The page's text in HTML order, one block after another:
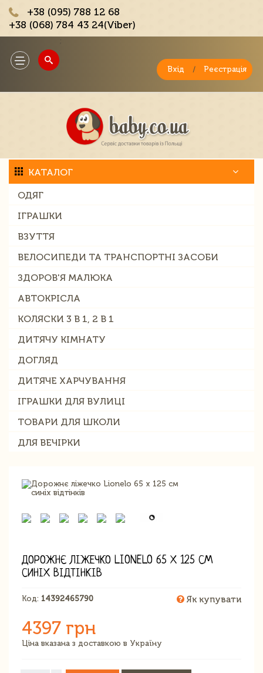
+38 (095) 788 12 68
+38 (068) 784 43 24(Viber)
Toggle
navigation
Вхід / Реєстрація
КАТАЛОГ
ОДЯГ
ІГРАШКИ
ВЗУТТЯ
ВЕЛОСИПЕДИ ТА ТРАНСПОРТНІ ЗАСОБИ
ЗДОРОВ'Я МАЛЮКА
АВТОКРІСЛА
КОЛЯСКИ 3 В 1, 2 В 1
ДИТЯЧУ КІМНАТУ
ДОГЛЯД
ДИТЯЧЕ ХАРЧУВАННЯ
ІГРАШКИ ДЛЯ ВУЛИЦІ
ТОВАРИ ДЛЯ ШКОЛИ
ДЛЯ ВЕЧІРКИ
ДОРОЖНЄ ЛІЖЕЧКО LIONELO 65 Х 125 СМ
СИНІХ ВІДТІНКІВ
Код: 14392465790 Як купувати
4397 грн
Ціна вказана з доставкою в Україну